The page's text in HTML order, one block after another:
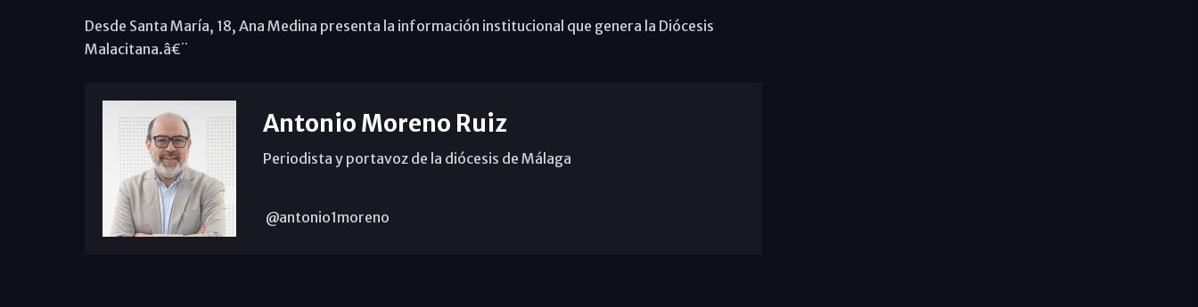
Desde Santa María, 18, Ana Medina presenta la información institucional que genera la Diócesis
Malacitana.â€¨
Antonio Moreno Ruiz
Periodista y portavoz de la diócesis de Málaga
@antonio1moreno